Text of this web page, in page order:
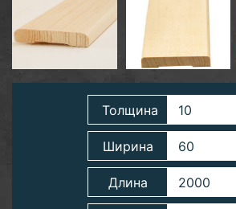
Толщина
Ширина
Длина